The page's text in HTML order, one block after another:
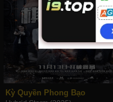
Kỳ Quyền Phong Bạo